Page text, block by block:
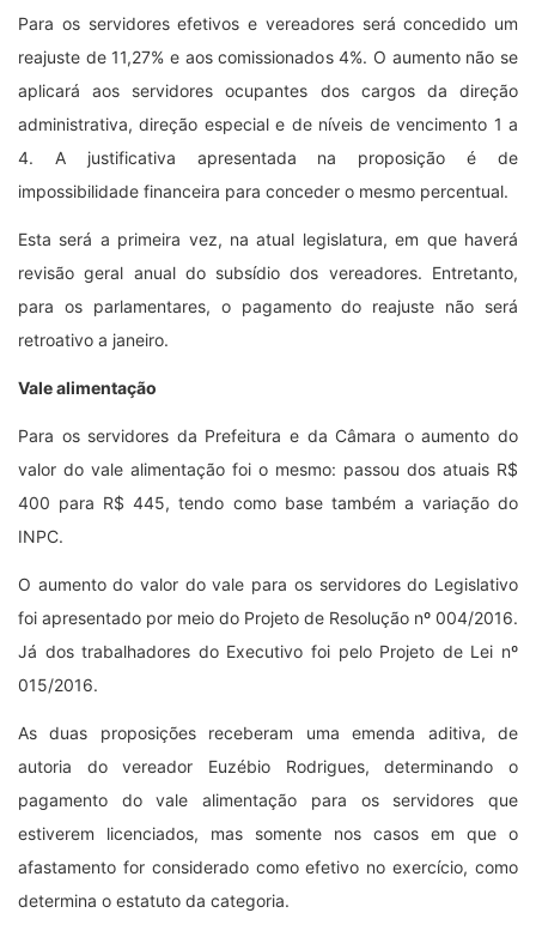
Para os servidores efetivos e vereadores será concedido um
reajuste de 11,27% e aos comissionados 4%. O aumento não se
aplicará aos servidores ocupantes dos cargos da direção
administrativa, direção especial e de níveis de vencimento 1 a
4. A justificativa apresentada na proposição é de
impossibilidade financeira para conceder o mesmo percentual.
Esta será a primeira vez, na atual legislatura, em que haverá
revisão geral anual do subsídio dos vereadores. Entretanto,
para os parlamentares, o pagamento do reajuste não será
retroativo a janeiro.
Vale alimentação
Para os servidores da Prefeitura e da Câmara o aumento do
valor do vale alimentação foi o mesmo: passou dos atuais R$
400 para R$ 445, tendo como base também a variação do
INPC.
O aumento do valor do vale para os servidores do Legislativo
foi apresentado por meio do Projeto de Resolução nº 004/2016.
Já dos trabalhadores do Executivo foi pelo Projeto de Lei nº
015/2016.
As duas proposições receberam uma emenda aditiva, de
autoria do vereador Euzébio Rodrigues, determinando o
pagamento do vale alimentação para os servidores que
estiverem licenciados, mas somente nos casos em que o
afastamento for considerado como efetivo no exercício, como
determina o estatuto da categoria.